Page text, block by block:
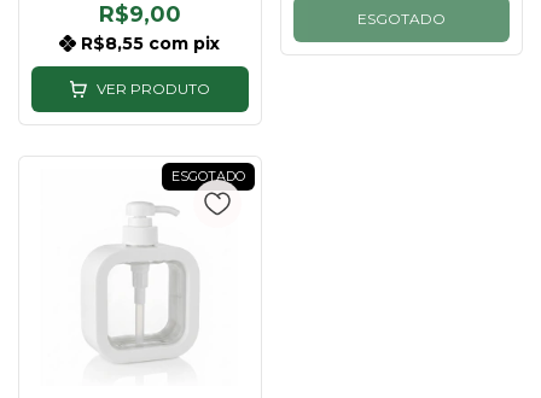
R$9,00
R$8,55 com pix
VER PRODUTO
ESGOTADO
ESGOTADO